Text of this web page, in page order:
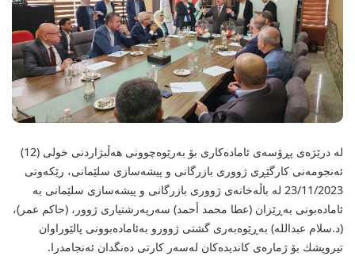
لە درێژەی پڕۆسەی ئامادەكاری بۆ بەرێوەچوونی هەڵبژاردنی خولی (12)
ئەنجومەنی كارگێڕی ژووری بازرگانی و پیشەسازی سلێمانی، رێكەوتی
23/11/2023 لە باڵەخانەی ژووری بازرگانی و پیشەسازی سلێمانی بە
ئامادەبونی بەڕێزان (عطا محمد أحمد) سەرپەرشتیاری ژوور، (حاكم عمر)،
(د.سلام عبدالله) بەڕێوەبەری گشتی ژوورو بەئامادەبوونی پالێوراوان
تیروپشك بۆ ژمارەی كاندیدەكان لەسەر كارتی دەنگدان ئەنجامدرا.